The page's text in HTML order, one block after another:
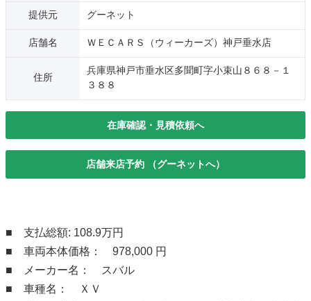
提供元 グーネット
店舗名 ＷＥＣＡＲＳ（ウィーカーズ）神戸垂水店
住所
兵庫県神戸市垂水区多聞町字小束山８６８－１
３８８
在庫確認・見積依頼へ
店舗来店予約 （グーネットへ）
■ 支払総額: 108.9万円
■ 車両本体価格： 978,000 円
■ メーカー名： スバル
■ 車種名： ＸＶ